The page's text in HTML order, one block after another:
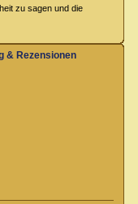
zu sagen und die
& Rezensionen